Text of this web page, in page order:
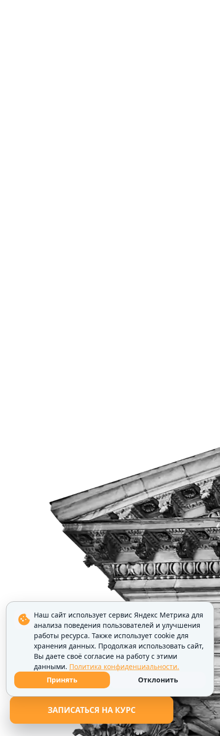
ЗАПИСАТЬСЯ НА КУРС
Наш сайт использует сервис Яндекс Метрика для
анализа поведения пользователей и улучшения
работы ресурса. Также использует cookie для
хранения данных. Продолжая использовать сайт,
Вы даете своё согласие на работу с этими
данными. Политика конфиденциальности.
Принять
Отклонить